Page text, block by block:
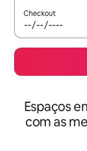
Checkout
Espaços
com as